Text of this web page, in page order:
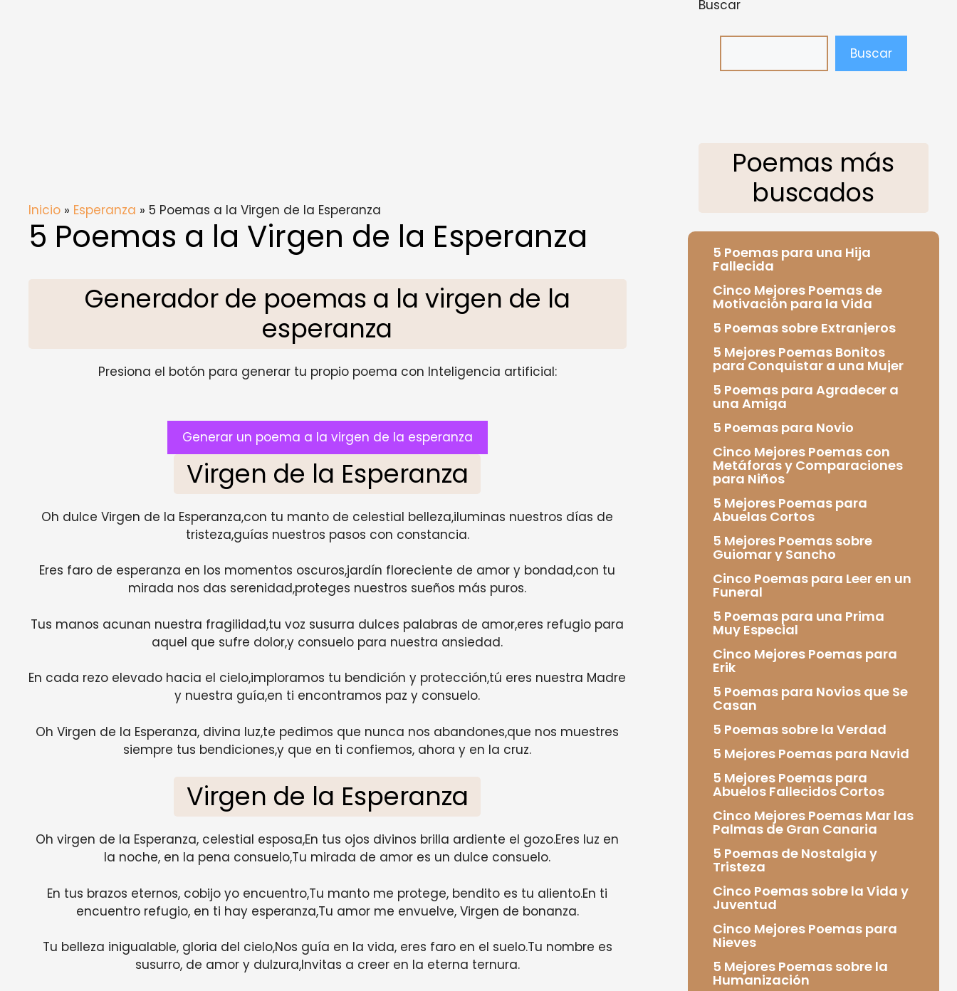
Inicio » Esperanza » 5 Poemas a la Virgen de la Esperanza
5 Poemas a la Virgen de la Esperanza
Generador de poemas a la virgen de la
esperanza
Presiona el botón para generar tu propio poema con Inteligencia artificial:
Generar un poema a la virgen de la esperanza
Virgen de la Esperanza
Oh dulce Virgen de la Esperanza,con tu manto de celestial belleza,iluminas nuestros días de
tristeza,guías nuestros pasos con constancia.
Eres faro de esperanza en los momentos oscuros,jardín floreciente de amor y bondad,con tu
mirada nos das serenidad,proteges nuestros sueños más puros.
Tus manos acunan nuestra fragilidad,tu voz susurra dulces palabras de amor,eres refugio para
aquel que sufre dolor,y consuelo para nuestra ansiedad.
En cada rezo elevado hacia el cielo,imploramos tu bendición y protección,tú eres nuestra Madre
y nuestra guía,en ti encontramos paz y consuelo.
Oh Virgen de la Esperanza, divina luz,te pedimos que nunca nos abandones,que nos muestres
siempre tus bendiciones,y que en ti confiemos, ahora y en la cruz.
Virgen de la Esperanza
Oh virgen de la Esperanza, celestial esposa,En tus ojos divinos brilla ardiente el gozo.Eres luz en
la noche, en la pena consuelo,Tu mirada de amor es un dulce consuelo.
En tus brazos eternos, cobijo yo encuentro,Tu manto me protege, bendito es tu aliento.En ti
encuentro refugio, en ti hay esperanza,Tu amor me envuelve, Virgen de bonanza.
Tu belleza inigualable, gloria del cielo,Nos guía en la vida, eres faro en el suelo.Tu nombre es
susurro, de amor y dulzura,Invitas a creer en la eterna ternura.
Buscar
Buscar
Poemas más
buscados
5 Poemas para una Hija
Fallecida
Cinco Mejores Poemas de
Motivación para la Vida
5 Poemas sobre Extranjeros
5 Mejores Poemas Bonitos
para Conquistar a una Mujer
5 Poemas para Agradecer a
una Amiga
5 Poemas para Novio
Cinco Mejores Poemas con
Metáforas y Comparaciones
para Niños
5 Mejores Poemas para
Abuelas Cortos
5 Mejores Poemas sobre
Guiomar y Sancho
Cinco Poemas para Leer en un
Funeral
5 Poemas para una Prima
Muy Especial
Cinco Mejores Poemas para
Erik
5 Poemas para Novios que Se
Casan
5 Poemas sobre la Verdad
5 Mejores Poemas para Navid
5 Mejores Poemas para
Abuelos Fallecidos Cortos
Cinco Mejores Poemas Mar las
Palmas de Gran Canaria
5 Poemas de Nostalgia y
Tristeza
Cinco Poemas sobre la Vida y
Juventud
Cinco Mejores Poemas para
Nieves
5 Mejores Poemas sobre la
Humanización